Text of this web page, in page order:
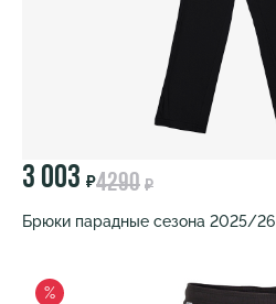
3 003 ₽4290 ₽
Брюки парадные сезона 2025/26
%